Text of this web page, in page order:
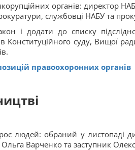
органів: директор
службовці НАБУ та
і додати до списку
Конституційного суду, Вищої
правоохоронних органів
людей: обраний у листопаді
Варченко та заступник